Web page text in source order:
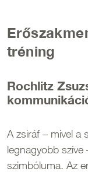
tréning
Rochlitz
A zsiráf – mivel a
legnagyobb
szimbóluma. Az